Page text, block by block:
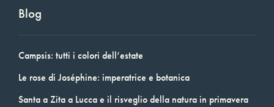
Blog
Campsis: tutti i colori dell’estate
Le rose di Joséphine: imperatrice e botanica
Santa a Zita a Lucca e il risveglio della natura in primavera